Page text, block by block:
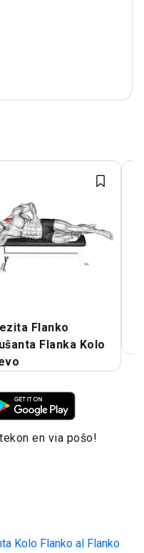
Flanko
Flanka Kolo
en via poŝo!
Kolo Flanko al Flanko